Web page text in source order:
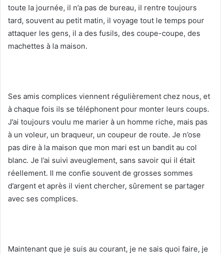
toute la journée, il n’a pas de bureau, il rentre toujours
tard, souvent au petit matin, il voyage tout le temps pour
attaquer les gens, il a des fusils, des coupe-coupe, des
machettes à la maison.
Ses amis complices viennent régulièrement chez nous, et
à chaque fois ils se téléphonent pour monter leurs coups.
J’ai toujours voulu me marier à un homme riche, mais pas
à un voleur, un braqueur, un coupeur de route. Je n’ose
pas dire à la maison que mon mari est un bandit au col
blanc. Je l’ai suivi aveuglement, sans savoir qui il était
réellement. Il me confie souvent de grosses sommes
d’argent et après il vient chercher, sûrement se partager
avec ses complices.
Maintenant que je suis au courant, je ne sais quoi faire, je